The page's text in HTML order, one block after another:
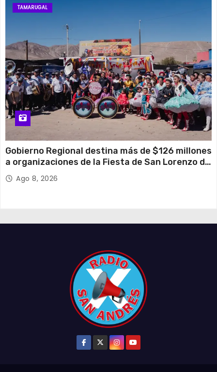
TAMARUGAL
Gobierno Regional destina más de $126 millones
a organizaciones de la Fiesta de San Lorenzo de
Tarapacá
Ago 8, 2026